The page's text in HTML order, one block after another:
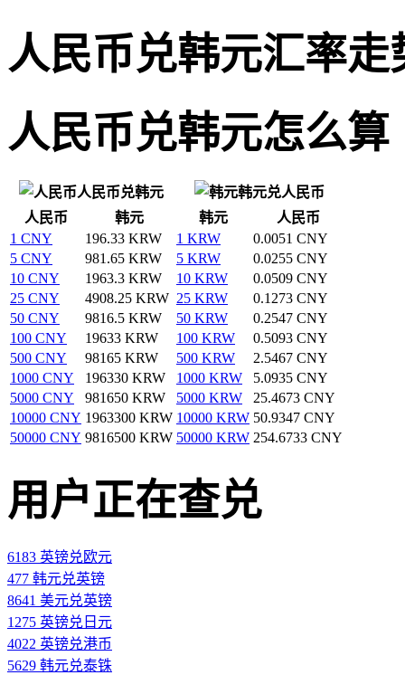
人民币兑韩元汇率走
人民币兑韩元怎么算
人民币兑韩元
韩元兑人民币
人民币
韩元 韩元
人民币
1 CNY
196.33 KRW 1 KRW
0.0051 CNY
5 CNY
981.65 KRW 5 KRW
0.0255 CNY
10 CNY
1963.3 KRW 10 KRW
0.0509 CNY
25 CNY
4908.25 KRW 25 KRW
0.1273 CNY
50 CNY
9816.5 KRW 50 KRW
0.2547 CNY
100 CNY
19633 KRW 100 KRW
0.5093 CNY
500 CNY
98165 KRW 500 KRW
2.5467 CNY
1000 CNY
196330 KRW 1000 KRW
5.0935 CNY
5000 CNY
981650 KRW 5000 KRW
25.4673 CNY
10000 CNY 1963300 KRW 10000 KRW 50.9347 CNY
50000 CNY 9816500 KRW 50000 KRW 254.6733 CNY
用户正在查兑
6183 英镑兑欧元
477 韩元兑英镑
8641 美元兑英镑
1275 英镑兑日元
4022 英镑兑港币
5629 韩元兑泰铢